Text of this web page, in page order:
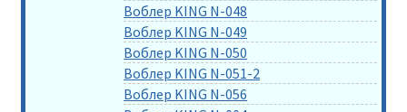
Воблер KING N-048
Воблер KING N-049
Воблер KING N-050
Воблер KING N-051-2
Воблер KING N-056